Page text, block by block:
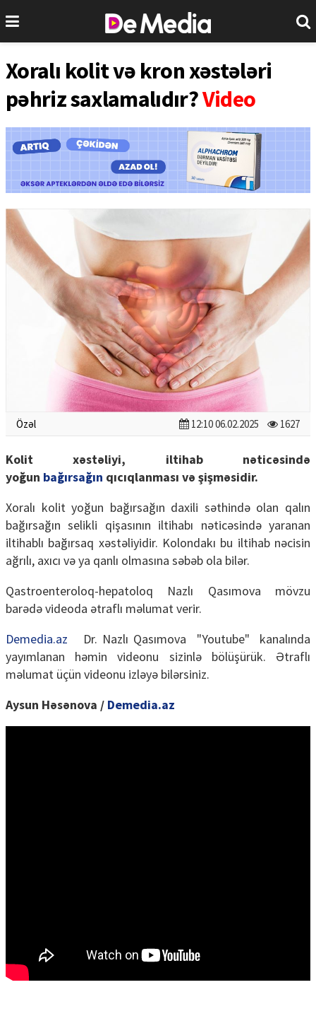
Xoralı kolit və kron xəstələri
pəhriz saxlamalıdır?Video
Özəl 12:10 06.02.2025 1627
Kolit xəstəliyi, iltihab nəticəsində
yoğun bağırsağın qıcıqlanması və şişməsidir.
Xoralı kolit yoğun bağırsağın daxili səthində olan qalın
bağırsağın selikli qişasının iltihabı nəticəsində yaranan
iltihablı bağırsaq xəstəliyidir. Kolondakı bu iltihab nəcisin
ağrılı, axıcı və ya qanlı olmasına səbəb ola bilər.
Qastroenteroloq-hepatoloq Nazlı Qasımova mövzu
barədə videoda ətraflı məlumat verir.
Demedia.az Dr. Nazlı Qasımova "Youtube" kanalında
yayımlanan həmin videonu sizinlə bölüşürük. Ətraflı
məlumat üçün videonu izləyə bilərsiniz.
Aysun Həsənova / Demedia.az